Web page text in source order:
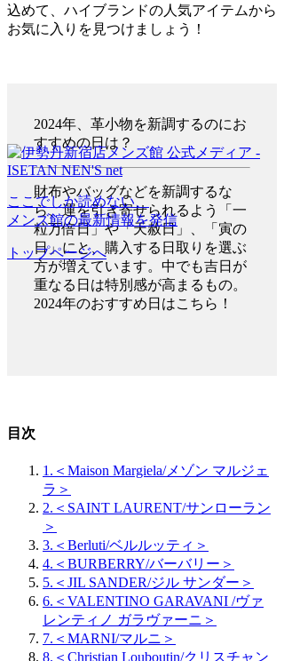
込めて、ハイブランドの人気アイテムから
お気に入りを見つけましょう！
2024年、革小物を新調するのにお
すすめの日は？
財布やバッグなどを新調するな
ら、運を引き寄せられるよう「一
粒万倍日」や「天赦日」、「寅の
日」にと、購入する日取りを選ぶ
方が増えています。中でも吉日が
重なる日は特別感が高まるもの。
2024年のおすすめ日はこちら！
目次
1.＜Maison Margiela/メゾン マルジェ
ラ＞
2.＜SAINT LAURENT/サンローラン
＞
3.＜Berluti/ベルルッティ＞
4.＜BURBERRY/バーバリー＞
5.＜JIL SANDER/ジル サンダー＞
6.＜VALENTINO GARAVANI /ヴァ
レンティノ ガラヴァーニ＞
7.＜MARNI/マルニ＞
8.＜Christian Louboutin/クリスチャン
ここでしか読めない、
メンズ館の最新情報を発信
トップページへ